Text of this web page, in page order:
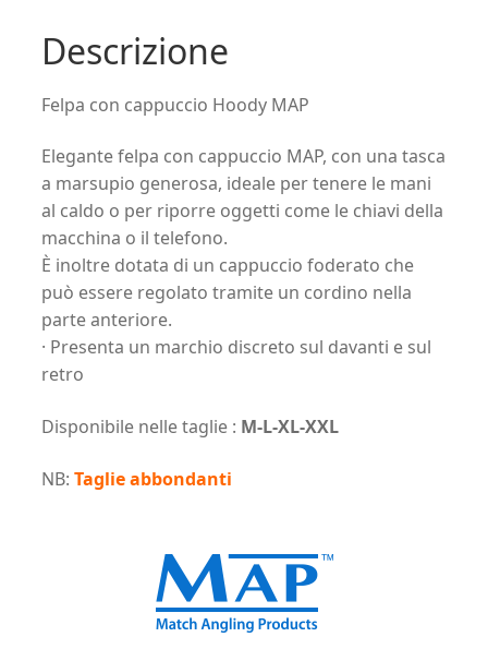
Descrizione
Felpa con cappuccio Hoody MAP
Elegante felpa con cappuccio MAP, con una tasca
a marsupio generosa, ideale per tenere le mani
al caldo o per riporre oggetti come le chiavi della
macchina o il telefono.
È inoltre dotata di un cappuccio foderato che
può essere regolato tramite un cordino nella
parte anteriore.
· Presenta un marchio discreto sul davanti e sul
retro
Disponibile nelle taglie : M-L-XL-XXL
NB: Taglie abbondanti